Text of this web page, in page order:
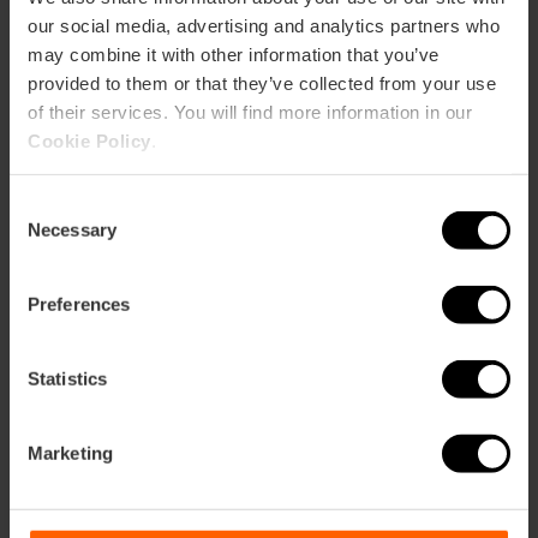
our social media, advertising and analytics partners who
may combine it with other information that you’ve
provided to them or that they’ve collected from your use
of their services. You will find more information in our
Cookie Policy
Selection
Necessary
Preferences
Statistics
Marketing
Com arribar